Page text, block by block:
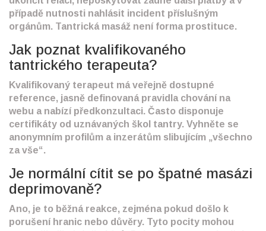
případě nutnosti nahlásit incident příslušným
orgánům. Tantrická masáž není forma prostituce.
Jak poznat kvalifikovaného
tantrického terapeuta?
Kvalifikovaný terapeut má veřejně dostupné
reference, jasně definovaná pravidla chování na
webu a nabízí předkonzultaci. Často disponuje
certifikáty od uznávaných škol tantry. Vyhněte se
anonymním profilům a inzerátům slibujícím „všechno
za vše“.
Je normální cítit se po špatné masázi
deprimovaně?
Ano, je to běžná reakce, zejména pokud došlo k
porušení hranic nebo důvěry. Tyto pocity mohou